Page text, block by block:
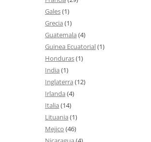
Gales(1)
Grecia (1)
Guatemala (4)
Guinea Ecuatorial(1)
Honduras(1)
India (1)
Inglaterra (12)
Irlanda (4)
Italia (14)
Lituania (1)
Mejico (46)